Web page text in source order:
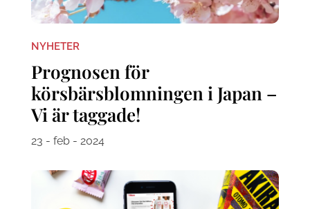
NYHETER
Prognosen för
körsbärsblomningen i Japan –
Vi är taggade!
23 - feb - 2024